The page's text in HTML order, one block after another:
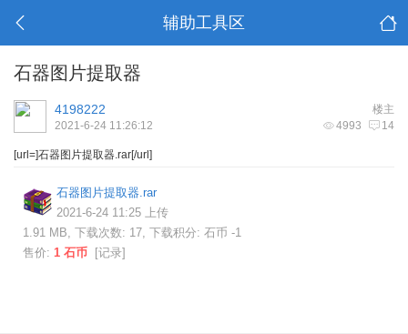
辅助工具区
石器图片提取器
楼主
4198222
4993 14
2021-6-24 11:26:12
[url=]石器图片提取器.rar[/url]
石器图片提取器.rar
2021-6-24 11:25 上传
1.91 MB, 下载次数: 17, 下载积分: 石币 -1
售价: 1 石币 [记录]